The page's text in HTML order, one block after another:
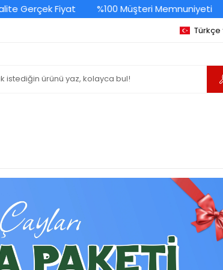
Gerçek Fiyat %100 Müşteri Memnuniyeti
Türkçe